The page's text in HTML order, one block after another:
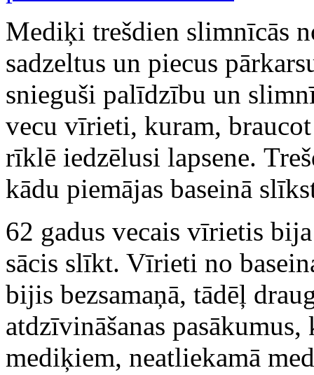
Mediķi trešdien slimnīcās
sadzeltus un piecus
snieguši palīdzību un
vecu vīrieti, kuram,
rīklē iedzēlusi lapsene.
kādu piemājas baseinā
62 gadus vecais vīrietis
sācis slīkt. Vīrieti no
bijis bezsamaņā, tādēļ
atdzīvināšanas
mediķiem, neatliekamā